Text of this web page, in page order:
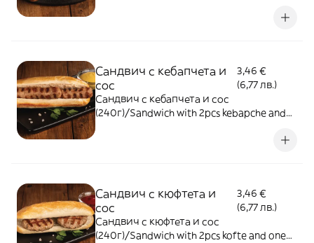
Сандвич с кебапчета и
сос
3,46 €
(6,77 лв.)
Сандвич с кебапчета и сос
(240г)/Sandwich with 2pcs kebapche and
Сандвич с кюфтета и
сос
3,46 €
(6,77 лв.)
Сандвич с кюфтета и сос
(240г)/Sandwich with 2pcs kofte and one